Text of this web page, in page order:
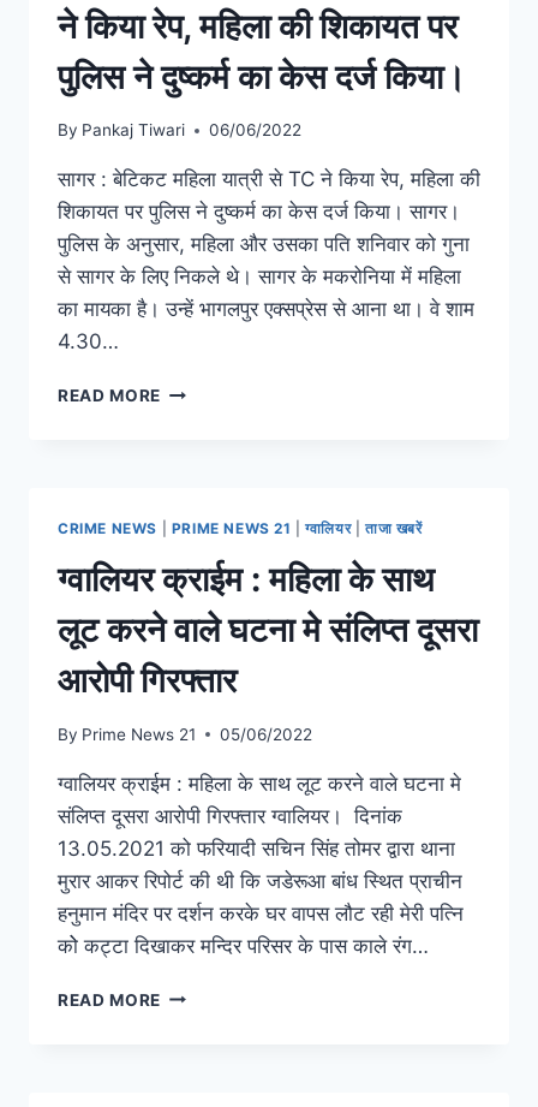
ने किया रेप, महिला की शिकायत पर
पुलिस ने दुष्कर्म का केस दर्ज किया।
By Pankaj Tiwari 06/06/2022
सागर : बेटिकट महिला यात्री से TC ने किया रेप, महिला की
शिकायत पर पुलिस ने दुष्कर्म का केस दर्ज किया। सागर।
पुलिस के अनुसार, महिला और उसका पति शनिवार को गुना
से सागर के लिए निकले थे। सागर के मकरोनिया में महिला
का मायका है। उन्हें भागलपुर एक्सप्रेस से आना था। वे शाम
4.30…
READ MORE
CRIME NEWS PRIME NEWS 21 |ग्वालियर|ताजा खबरें
ग्वालियर क्राईम : महिला के साथ
लूट करने वाले घटना मे संलिप्त दूसरा
आरोपी गिरफ्तार
By Prime News 21 05/06/2022
ग्वालियर क्राईम : महिला के साथ लूट करने वाले घटना मे
संलिप्त दूसरा आरोपी गिरफ्तार ग्वालियर। दिनांक
13.05.2021 को फरियादी सचिन सिंह तोमर द्वारा थाना
मुरार आकर रिपोर्ट की थी कि जडेरूआ बांध स्थित प्राचीन
हनुमान मंदिर पर दर्शन करके घर वापस लौट रही मेरी पत्नि
कोे कट्टा दिखाकर मन्दिर परिसर के पास काले रंग…
READ MORE